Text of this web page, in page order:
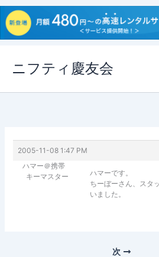
ス
ニフティ慶友会
2005-11-08 1:47 PM
ハマー＠携帯
キーマスター
ハマーです。
ちーぼーさん、スタ
いました。
次